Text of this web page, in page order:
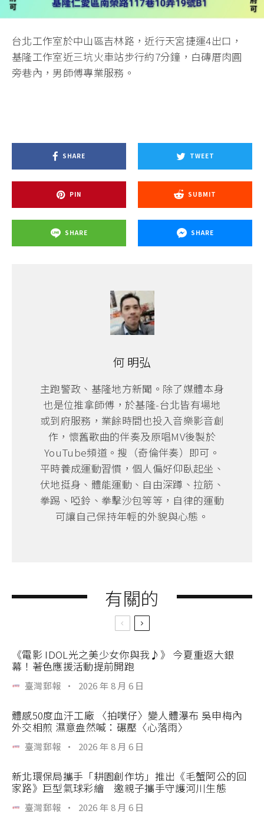
台北工作室於中山區吉林路，近行天宮捷運4出口，
基隆工作室近三坑火車站步行約7分鐘，白磚厝肉圓
旁巷內，男師傅專業服務。
SHARE TWEET
PIN SUBMIT
SHARE SHARE
何 明弘
主跑警政、基隆地方新聞。除了媒體本身
也是位推拿師傅，於基隆-台北皆有場地
或到府服務，業餘時間也投入音樂影音創
作，懷舊歌曲的伴奏及原唱MV後製於
YouTube頻道。搜（奇倫伴奏）即可。
平時養成運動習慣，個人偏好仰臥起坐、
伏地挺身、體能運動、自由深蹲、拉筋、
拳踢、啞鈴、拳擊沙包等等，自律的運動
可讓自己保持年輕的外貌與心態。
有關的
《電影 IDOL光之美少女你與我♪》 今夏重返大銀
幕！著色應援活動提前開跑
臺灣郵報 · 2026 年 8 月 6 日
體感50度血汗工廠 〈拍噗仔〉變人體瀑布 吳申梅內
外交相煎 濕意盎然喊：碾壓〈心落雨〉
臺灣郵報 · 2026 年 8 月 6 日
新北環保局攜手「耕園創作坊」推出《毛蟹阿公的回
家路》巨型氣球彩繪 邀親子攜手守護河川生態
臺灣郵報 · 2026 年 8 月 6 日